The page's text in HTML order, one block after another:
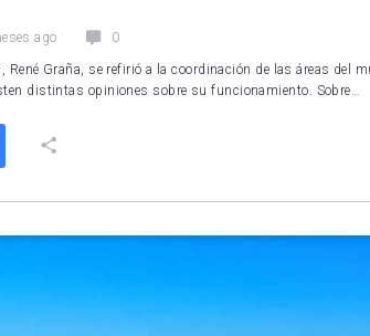
ago 0
René Graña, se refirió a la coordinación de las áreas del
distintas opiniones sobre su funcionamiento. Sobre…